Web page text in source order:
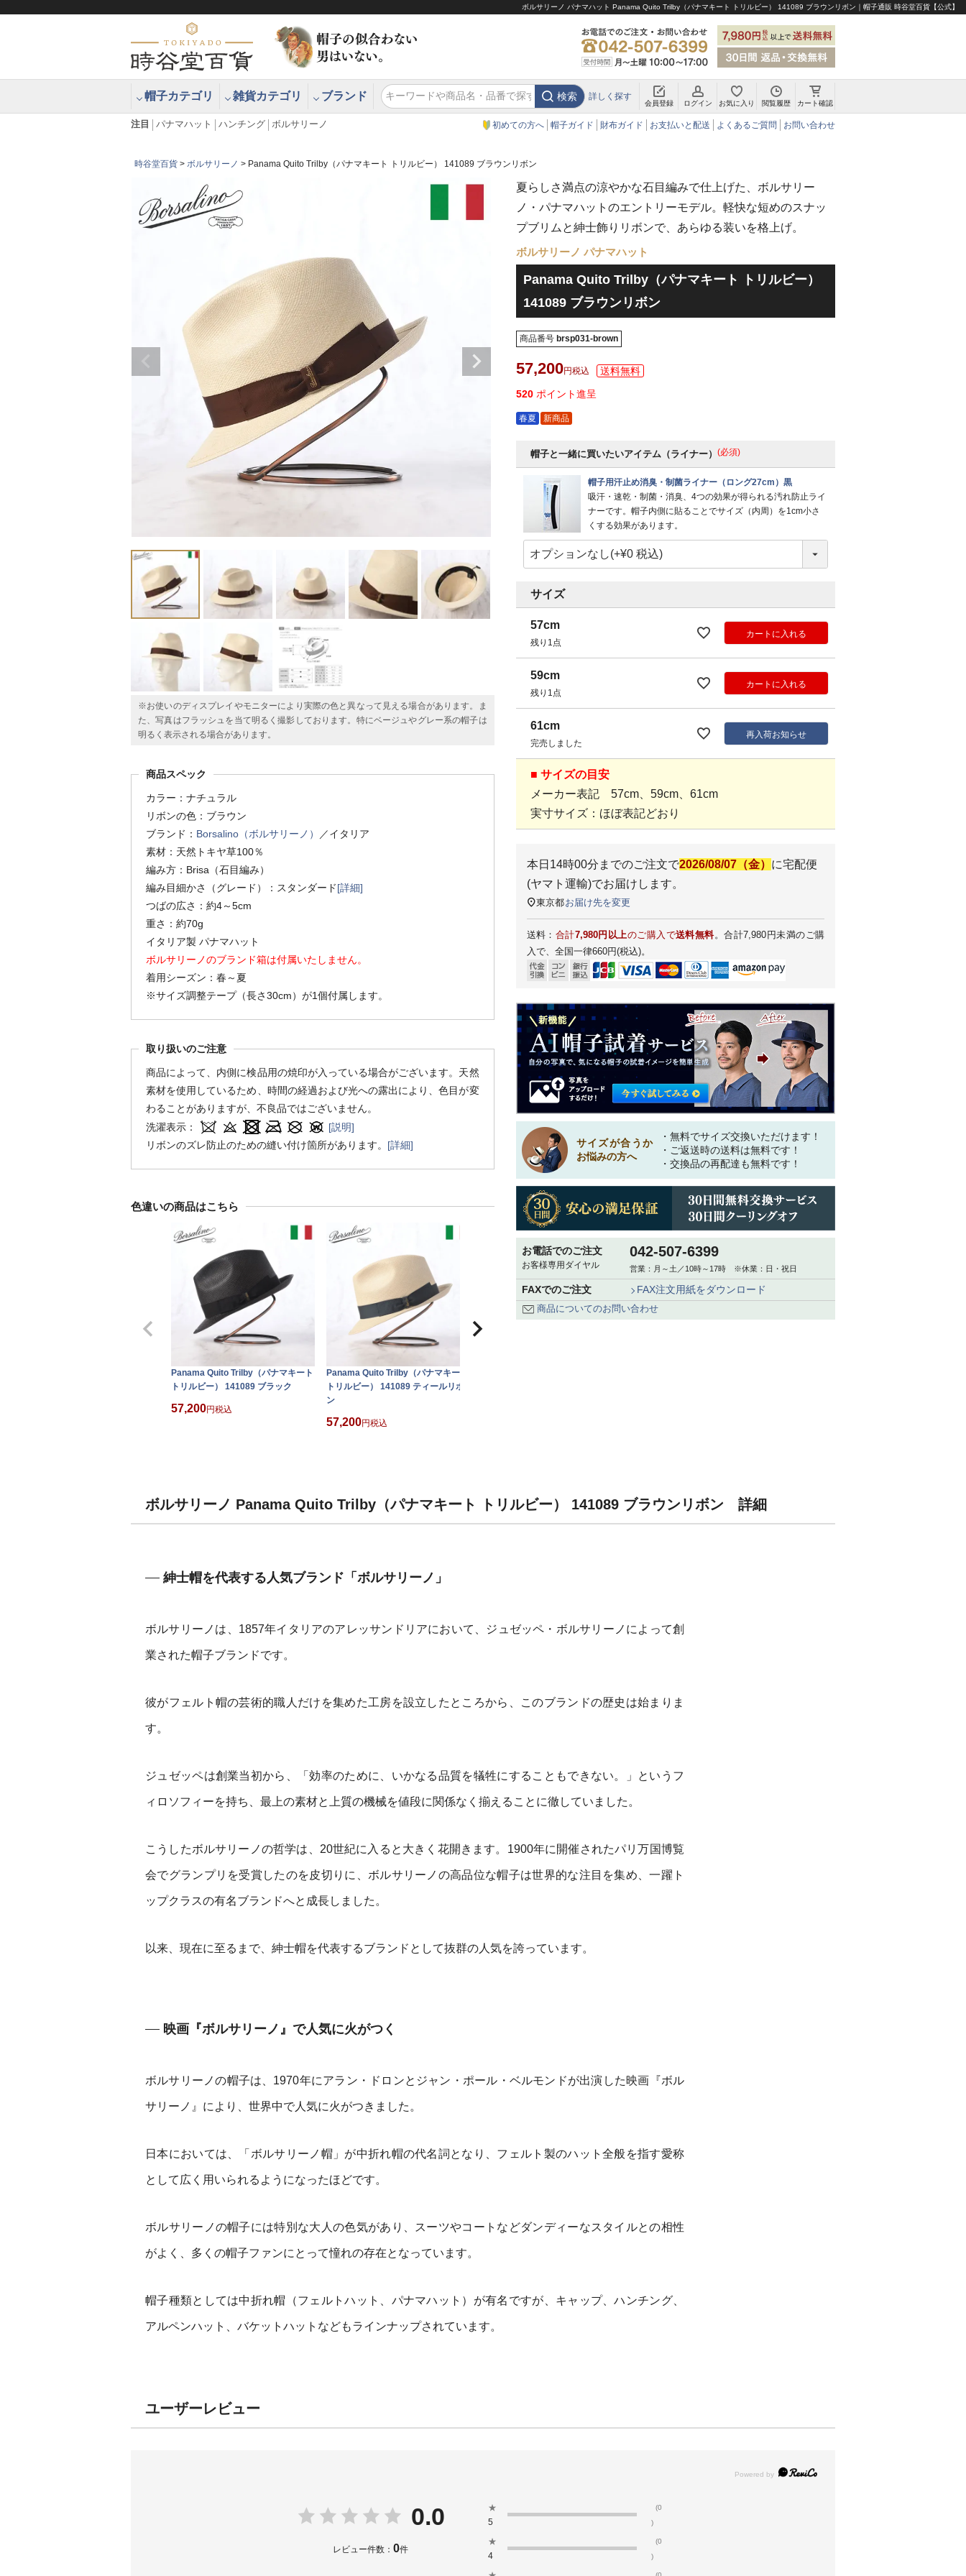
ボルサリーノ パナマハット Panama Quito Trilby（パナマキート トリルビー） 141089 ブラウンリボン｜帽子通販 時谷堂百貨【公式】
帽子カテゴリ 雑貨カテゴリ ブランド 検索 詳しく探す
会員登録 ログイン お気に入り 閲覧履歴 カート確認
注目 パナマハット ハンチング ボルサリーノ 初めての方へ 帽子ガイド 財布ガイド お支払いと配送 よくあるご質問 お問い合わせ
時谷堂百貨 ボルサリーノ Panama Quito Trilby（パナマキート トリルビー） 141089 ブラウンリボン
※お使いのディスプレイやモニターにより実際の色と異なって見える場合があります。ま
た、写真はフラッシュを当て明るく撮影しております。特にベージュやグレー系の帽子は
明るく表示される場合があります。
商品スペック
カラー：ナチュラル
リボンの色：ブラウン
ブランド： Borsalino（ボルサリーノ）
／イタリア
素材：天然トキヤ草100％
編み方：Brisa（石目編み）
編み目細かさ（グレード）：スタンダード[詳細]
つばの広さ：約4～5cm
重さ：約70g
イタリア製 パナマハット
ボルサリーノのブランド箱は付属いたしません。
着用シーズン：春～夏
※サイズ調整テープ（長さ30cm）が1個付属します。
取り扱いのご注意
商品によって、内側に検品用の焼印が入っている場合がございます。天然
素材を使用しているため、時間の経過および光への露出により、色目が変
わることがありますが、不良品ではございません。
洗濯表示：
[説明]
リボンのズレ防止のための縫い付け箇所があります。 [詳細]
色違いの商品はこちら
Panama Quito Trilby（パナマキート
トリルビー） 141089 ブラック
57,200 税込
Panama Quito Trilby（パナマキート
トリルビー） 141089 ティールリボ
ン
57,200 税込
夏らしさ満点の涼やかな石目編みで仕上げた、ボルサリー
ノ・パナマハットのエントリーモデル。軽快な短めのスナッ
プブリムと紳士飾りリボンで、あらゆる装いを格上げ。
ボルサリーノ パナマハット
Panama Quito Trilby（パナマキート トリルビー）
141089 ブラウンリボン
商品番号 brsp031-brown
57,200 税込
520 ポイント進呈
春夏 新商品
帽子と一緒に買いたいアイテム（ライナー） (必須)
帽子用汗止め消臭・制菌ライナー（ロング27cm）黒
吸汗・速乾・制菌・消臭、4つの効果が得られる汚れ防止ライ
ナーです。帽子内側に貼ることでサイズ（内周）を1cm小さ
くする効果があります。
サイズ
57cm
残り1点
カートに入れる
59cm
残り1点
カートに入れる
61cm
完売しました
再入荷お知らせ
■ サイズの目安
メーカー表記 57cm、59cm、61cm
実寸サイズ：ほぼ表記どおり
本日 14時00分 までのご注文で2026/08/07（金） に宅配便
(ヤマト運輸)でお届けします。
東京都お届け先を変更
送料： 合計7,980円以上のご購入で送料無料。合計7,980円未満のご購
入で、全国一律660円(税込)。
サイズが合うか
お悩みの方へ
・無料でサイズ交換いただけます！
・ご返送時の送料は無料です！
・交換品の再配達も無料です！
お電話でのご注文
お客様専用ダイヤル
042-507-6399
営業：月～土／10時～17時 ※休業：日・祝日
FAXでのご注文 FAX注文用紙をダウンロード
商品についてのお問い合わせ
ボルサリーノ Panama Quito Trilby（パナマキート トリルビー） 141089 ブラウンリボン 詳細
紳士帽を代表する人気ブランド「ボルサリーノ」
ボルサリーノは、1857年イタリアのアレッサンドリアにおいて、ジュゼッペ・ボルサリーノによって創
業された帽子ブランドです。
彼がフェルト帽の芸術的職人だけを集めた工房を設立したところから、このブランドの歴史は始まりま
す。
ジュゼッペは創業当初から、「効率のために、いかなる品質を犠牲にすることもできない。」というフ
ィロソフィーを持ち、最上の素材と上質の機械を値段に関係なく揃えることに徹していました。
こうしたボルサリーノの哲学は、20世紀に入ると大きく花開きます。1900年に開催されたパリ万国博覧
会でグランプリを受賞したのを皮切りに、ボルサリーノの高品位な帽子は世界的な注目を集め、一躍ト
ップクラスの有名ブランドへと成長しました。
以来、現在に至るまで、紳士帽を代表するブランドとして抜群の人気を誇っています。
映画『ボルサリーノ』で人気に火がつく
ボルサリーノの帽子は、1970年にアラン・ドロンとジャン・ポール・ベルモンドが出演した映画『ボル
サリーノ』により、世界中で人気に火がつきました。
日本においては、「ボルサリーノ帽」が中折れ帽の代名詞となり、フェルト製のハット全般を指す愛称
として広く用いられるようになったほどです。
ボルサリーノの帽子には特別な大人の色気があり、スーツやコートなどダンディーなスタイルとの相性
がよく、多くの帽子ファンにとって憧れの存在となっています。
帽子種類としては中折れ帽（フェルトハット、パナマハット）が有名ですが、キャップ、ハンチング、
アルペンハット、バケットハットなどもラインナップされています。
ユーザーレビュー
0.0
レビュー件数： 0件
★
5
(0
)
★
4
(0
)